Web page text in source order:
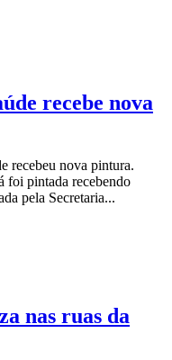
recebe nova
recebeu nova pintura.
foi pintada recebendo
pela Secretaria...
nas ruas da